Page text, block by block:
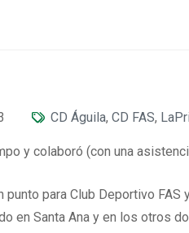
CD Águila,CD FAS,
y colaboró (con una
para Club Deportivo
en Santa Ana y en los otros